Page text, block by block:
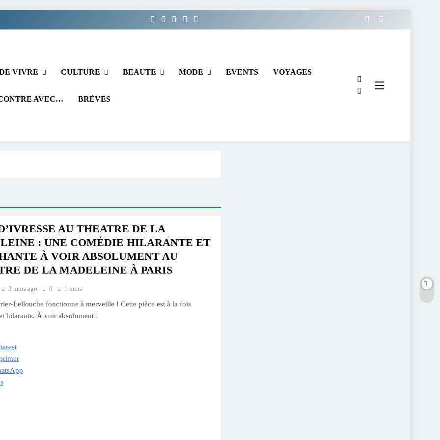
VIVRE CULTURE BEAUTE MODE EVENTS VOYAGES
AVEC… BRÈVES
AU THEATRE DE LA
: UNE COMÉDIE HILARANTE ET
À VOIR ABSOLUMENT AU
DE LA MADELEINE À PARIS
3 mois ago 0 1 mins
Lellouche fonctionne à merveille ! Cette pièce est à la fois
hilarante. À voir absolument !